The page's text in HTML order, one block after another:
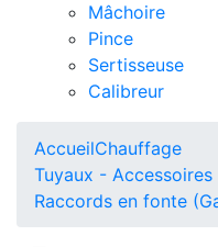
Mâchoire
Pince
Sertisseuse
Calibreur
AccueilChauffage
Tuyaux -
Raccords en fonte